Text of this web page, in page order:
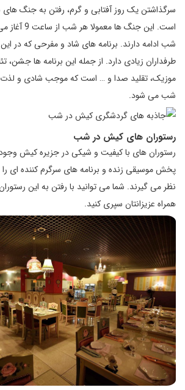
سرگذاشتن یک روز آفتابی و گرم، رفتن به جنگ های
است. این جنگ
شب ادامه دارند. برنامه های شاد و مفرحی که در
طرفداران زیادی دارد. از جمله این برنامه ها جشن،
موزیک، تقلید صدا و … است که موجب شادی و
شب می شود.
رستوران های کیش در شب
رستوران های با کیفیت و شیکی در جزیره کیش وجود
پخش موسیقی زنده و برنامه های سرگرم کننده ای
نظر می گیرند. شما می توانید با رفتن به این
همراه عزیزانتان سپری کنید.